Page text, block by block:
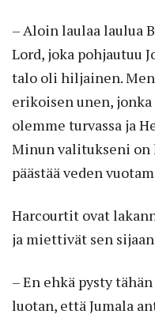
– Aloin laulaa laulua
Lord, joka pohjautuu
talo oli hiljainen.
erikoisen unen,
olemme turvassa ja
Minun valitukseni on
päästää veden
Harcourtit ovat
ja miettivät sen
– En ehkä pysty
luotan, että Jumala